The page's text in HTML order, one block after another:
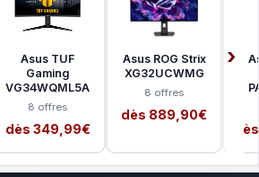
Asus TUF
Gaming
VG34WQML5A
8 offres
dès 349,99€
Asus ROG Strix
XG32UCWMG
8 offres
dès 889,90€